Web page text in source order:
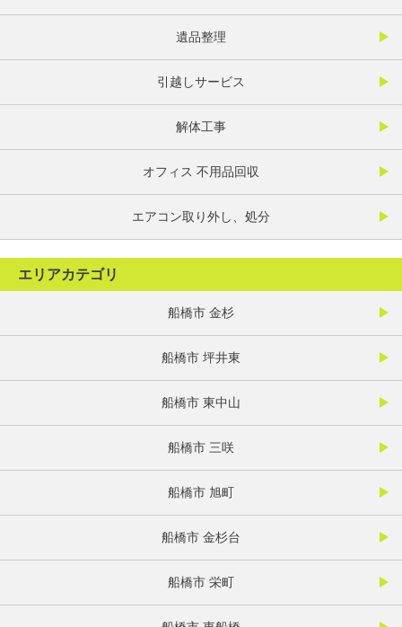
遺品整理
引越しサービス
解体工事
オフィス 不用品回収
エアコン取り外し、処分
エリアカテゴリ
船橋市 金杉
船橋市 坪井東
船橋市 東中山
船橋市 三咲
船橋市 旭町
船橋市 金杉台
船橋市 栄町